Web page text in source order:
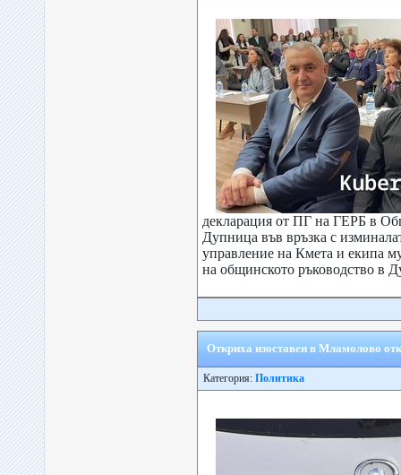
декларация от ПГ на ГЕРБ в
Дупница във връзка с
управление на Кмета и екипа
на общинското ръководство в
Откриха изоставен в Мламолово
Категория: Политика